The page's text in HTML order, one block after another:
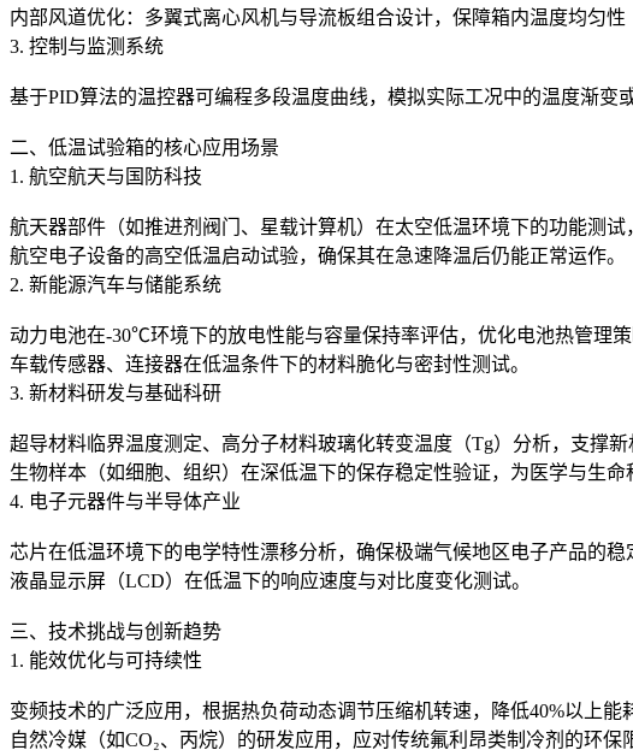
内部风道优化：多翼式离心风机与导流板组合设计，保障箱内温度均匀
3. 控制与监测系统
基于PID算法的温控器可编程多段温度曲线，模拟实际工况中的温度渐变
二、低温试验箱的核心应用场景
1. 航空航天与国防科技
航天器部件（如推进剂阀门、星载计算机）在太空低温环境下的功能测
航空电子设备的高空低温启动试验，确保其在急速降温后仍能正常运作。
2. 新能源汽车与储能系统
动力电池在-30℃环境下的放电性能与容量保持率评估，优化电池热管理策
车载传感器、连接器在低温条件下的材料脆化与密封性测试。
3. 新材料研发与基础科研
超导材料临界温度测定、高分子材料玻璃化转变温度（Tg）分析，支撑新
生物样本（如细胞、组织）在深低温下的保存稳定性验证，为医学与生命
4. 电子元器件与半导体产业
芯片在低温环境下的电学特性漂移分析，确保极端气候地区电子产品的稳
液晶显示屏（LCD）在低温下的响应速度与对比度变化测试。
三、技术挑战与创新趋势
1. 能效优化与可持续性
变频技术的广泛应用，根据热负荷动态调节压缩机转速，降低40%以上能
自然冷媒（如CO₂、丙烷）的研发应用，应对传统氟利昂类制冷剂的环保